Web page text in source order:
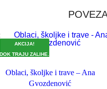
AKCIJA!
DOK TRAJU ZALIHE.
Oblaci, školjke i trave – Ana
Gvozdenović